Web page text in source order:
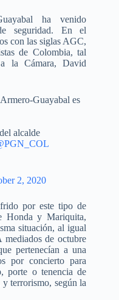
ha venido
seguridad. En el
con las siglas AGC,
de Colombia, tal
la Cámara, David
Guayabal es
alcalde
2, 2020
por este tipo de
Honda y Mariquita,
situación, al igual
de octubre
pertenecían a una
por concierto para
porte o tenencia de
terrorismo, según la